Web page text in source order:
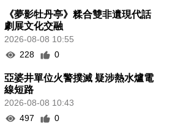
《夢影牡丹亭》糅合雙非遺現代話
劇展文化交融
2026-08-08 10:55
228
0
亞婆井單位火警撲滅 疑涉熱水爐電
線短路
2026-08-08 10:43
497
0